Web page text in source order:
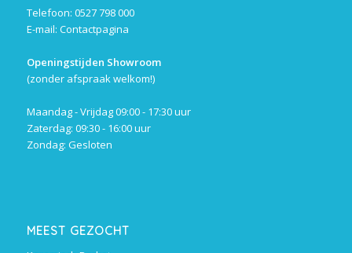
Telefoon: 0527 798 000
E-mail: Contactpagina
Openingstijden Showroom
(zonder afspraak welkom!)
Maandag - Vrijdag 09:00 - 17:30 uur
Zaterdag: 09:30 - 16:00 uur
Zondag: Gesloten
MEEST GEZOCHT